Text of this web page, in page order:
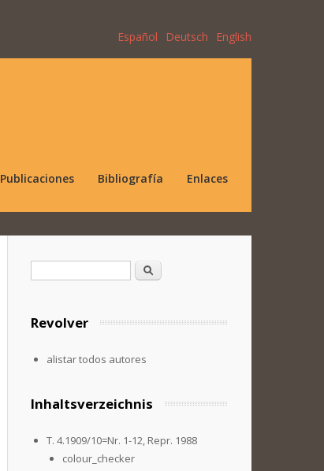
Español Deutsch English
Publicaciones Bibliografía Enlaces
Formulario de búsqueda
Buscar
Revolver
alistar todos autores
Inhaltsverzeichnis
T. 4.1909/10=Nr. 1-12, Repr. 1988
colour_checker